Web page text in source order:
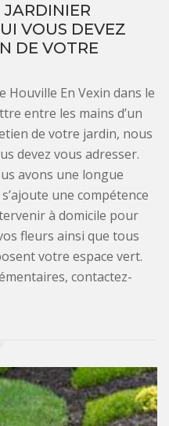
JARDINIER
VOUS DEVEZ
DE VOTRE
Houville En Vexin dans le
entre les mains d’un
de votre jardin, nous
devez vous adresser.
avons une longue
une compétence
à domicile pour
fleurs ainsi que tous
votre espace vert.
contactez-